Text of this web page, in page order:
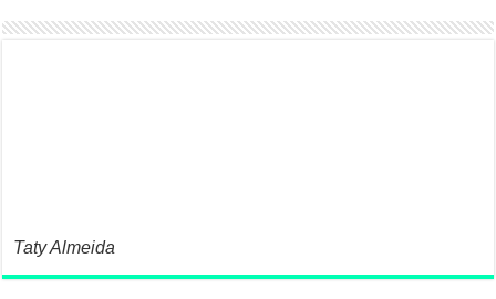
Taty Almeida